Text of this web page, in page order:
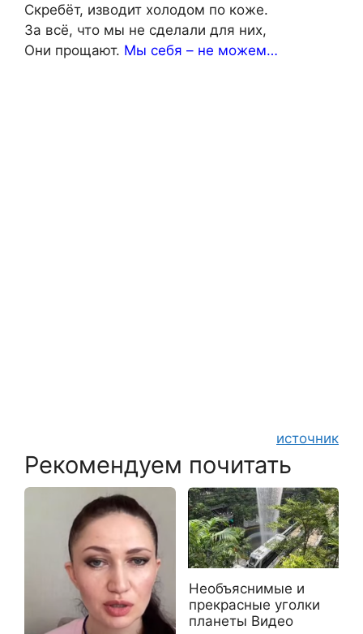
Скребёт, изводит холодом по коже.
За всё, что мы не сделали для них,
Они прощают. Мы себя – не можем…
источник
Рекомендуем почитать
Необъяснимые и
прекрасные уголки
планеты Видео